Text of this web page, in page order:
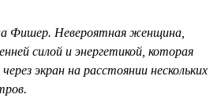
Фишер. Невероятная женщина,
силой и энергетикой, которая
экран на расстоянии нескольких